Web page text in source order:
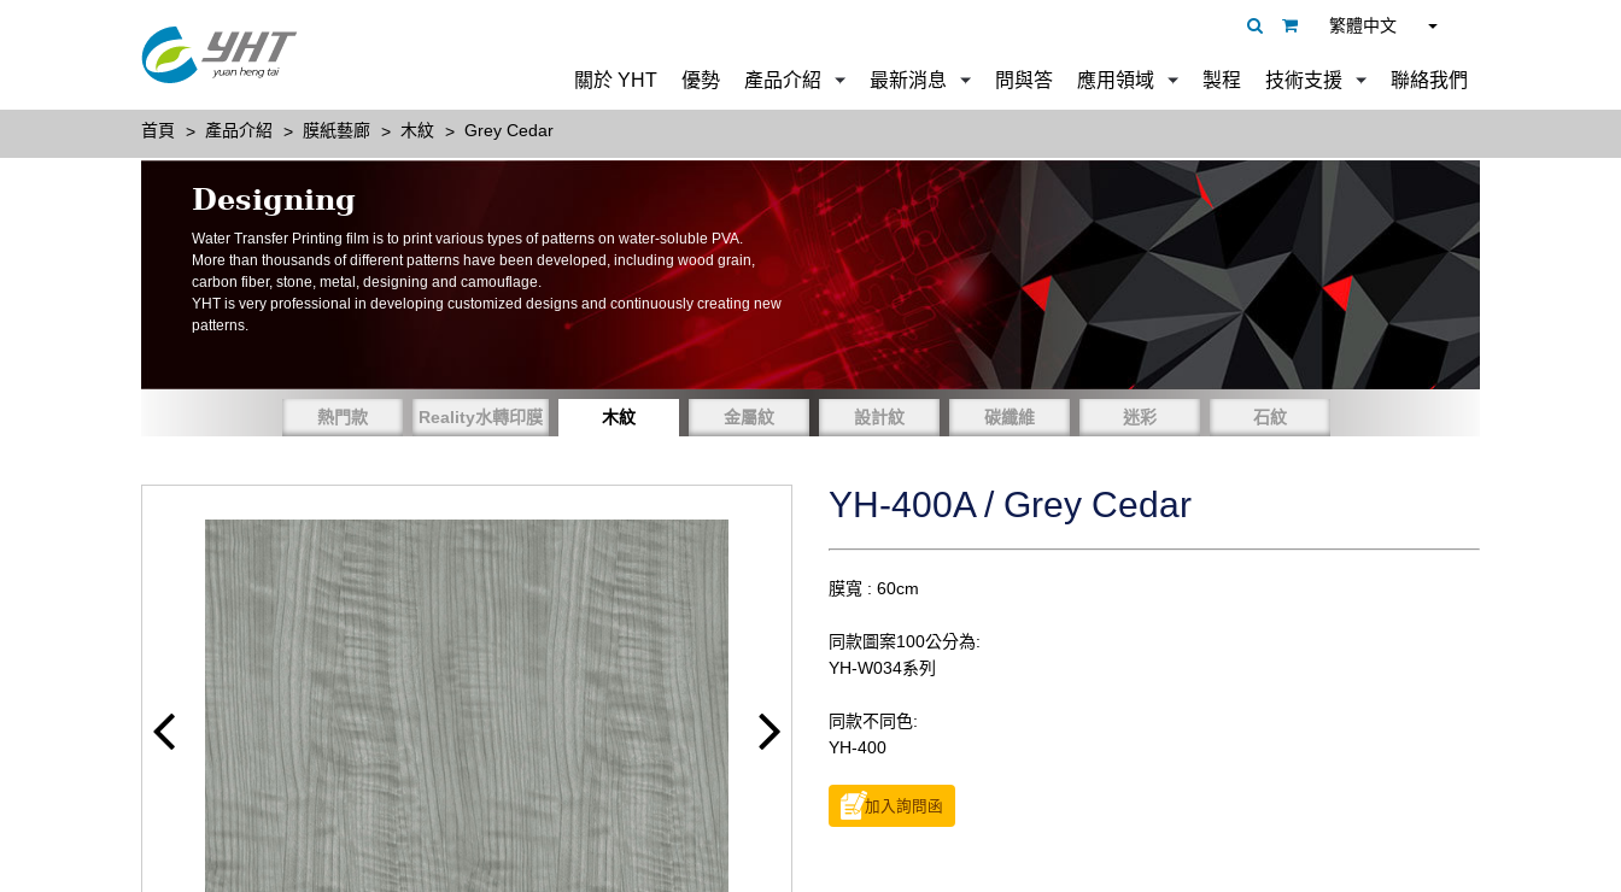
繁體中文
關於 YHT 優勢 產品介紹 最新消息 問與答 應用領域 製程 技術支援 聯絡我們
首頁 產品介紹 膜紙藝廊 木紋 Grey Cedar
Designing
Water Transfer Printing film is to print various types of patterns on water-soluble PVA.
More than thousands of different patterns have been developed, including wood grain,
carbon fiber, stone, metal, designing and camouflage.
YHT is very professional in developing customized designs and continuously creating new
patterns.
熱門款 Reality水轉印膜 木紋 金屬紋 設計紋 碳纖維 迷彩 石紋
YH-400A / Grey Cedar
膜寬 : 60cm
同款圖案100公分為:
YH-W034系列
同款不同色:
YH-400
加入詢問函